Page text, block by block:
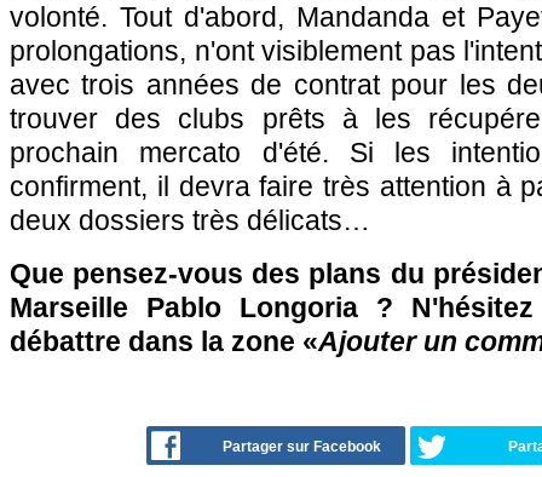
volonté. Tout d'abord, Mandanda et
prolongations, n'ont visiblement pas
avec trois années de contrat pour les
trouver des clubs prêts à les
prochain mercato d'été. Si les
confirment, il devra faire très attention à
deux dossiers très délicats…
Que pensez-vous des plans du
Marseille Pablo Longoria ?
débattre dans la zone «Ajouter un
Partager sur Facebook